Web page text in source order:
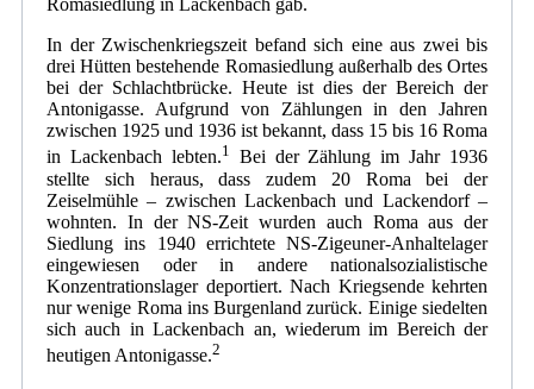
Romasiedlung in Lackenbach gab.
In der Zwischenkriegszeit befand sich eine aus zwei bis
drei Hütten bestehende Romasiedlung außerhalb des Ortes
bei der Schlachtbrücke. Heute ist dies der Bereich der
Antonigasse. Aufgrund von Zählungen in den Jahren
zwischen 1925 und 1936 ist bekannt, dass 15 bis 16 Roma
in Lackenbach lebten.1 Bei der Zählung im Jahr 1936
stellte sich heraus, dass zudem 20 Roma bei der
Zeiselmühle – zwischen Lackenbach und Lackendorf –
wohnten. In der NS-Zeit wurden auch Roma aus der
Siedlung ins 1940 errichtete NS-Zigeuner-Anhaltelager
eingewiesen oder in andere nationalsozialistische
Konzentrationslager deportiert. Nach Kriegsende kehrten
nur wenige Roma ins Burgenland zurück. Einige siedelten
sich auch in Lackenbach an, wiederum im Bereich der
heutigen Antonigasse.2